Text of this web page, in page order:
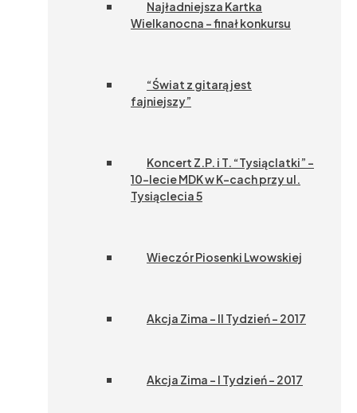
Najładniejsza Kartka
Wielkanocna – finał konkursu
“Świat z gitarą jest
fajniejszy”
Koncert Z.P. i T. “Tysiąclatki” –
10-lecie MDK w K-cach przy ul.
Tysiąclecia 5
Wieczór Piosenki Lwowskiej
Akcja Zima – II Tydzień – 2017
Akcja Zima – I Tydzień – 2017